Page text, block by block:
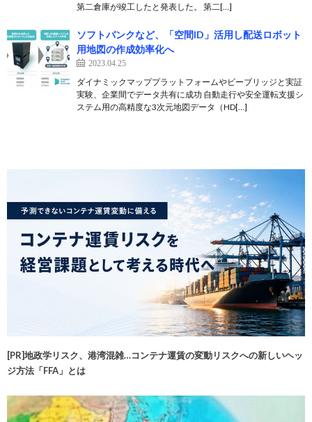
第二倉庫が竣工したと発表した。 第二[…]
ソフトバンクなど、「空間ID」活用し配送ロボット
用地図の作成効率化へ
2023.04.25
ダイナミックマッププラットフォームやビーブリッジと実証
実験、企業間でデータ共有に成功 自動走行や安全運転支援シ
ステム用の高精度な3次元地図データ（HD[…]
[PR]地政学リスク、港湾混雑…コンテナ運賃の変動リスクへの新しいヘッ
ジ方法「FFA」とは